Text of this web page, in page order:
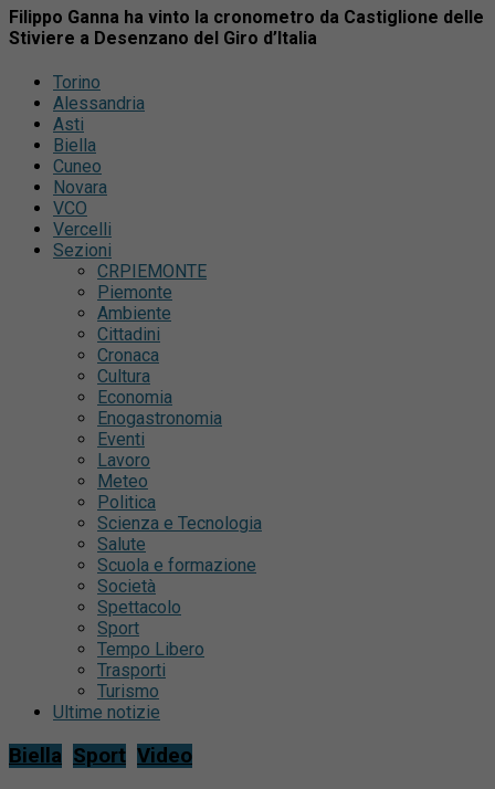
Filippo Ganna ha vinto la cronometro da Castiglione delle
Stiviere a Desenzano del Giro d’Italia
Torino
Alessandria
Asti
Biella
Cuneo
Novara
VCO
Vercelli
Sezioni
CRPIEMONTE
Piemonte
Ambiente
Cittadini
Cronaca
Cultura
Economia
Enogastronomia
Eventi
Lavoro
Meteo
Politica
Scienza e Tecnologia
Salute
Scuola e formazione
Società
Spettacolo
Sport
Tempo Libero
Trasporti
Turismo
Ultime notizie
Biella Sport Video